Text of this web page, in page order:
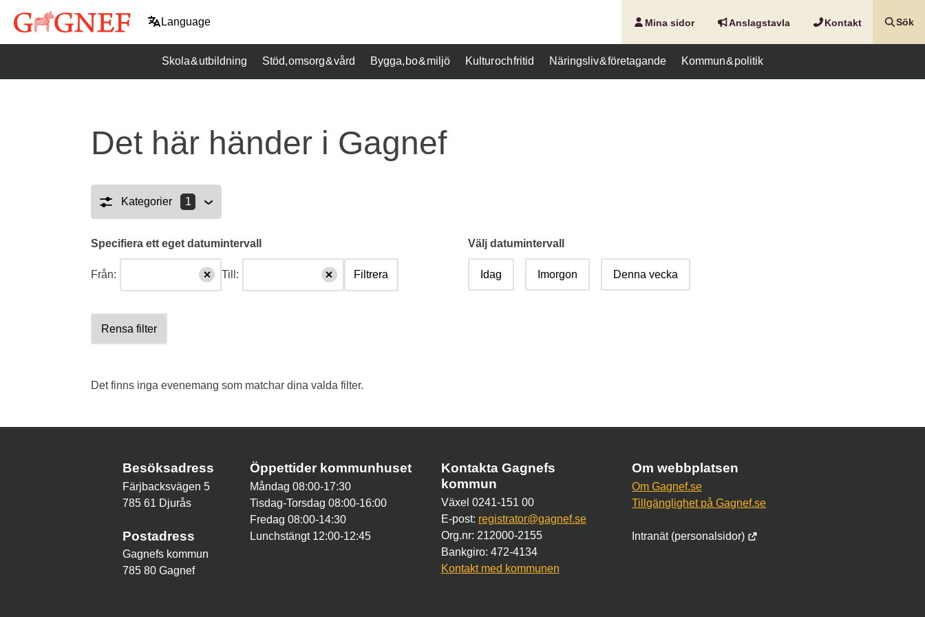
Language Mina sidor Anslags­tavla Kontakt Sök
Skola & utbildning Stöd, omsorg & vård Bygga, bo & miljö Kultur och fritid Näringsliv & företagande Kommun & politik
Det här händer i Gagnef
Kategorier 1 valda
Specifiera ett eget datumintervall
Från: Till: Filtrera
Välj datumintervall
Idag Imorgon Denna vecka
Rensa filter
Det finns inga evenemang som matchar dina valda filter.
Besöksadress
Färjbacksvägen 5
785 61 Djurås
Postadress
Gagnefs kommun
785 80 Gagnef
Öppettider kommunhuset
Måndag 08:00-17:30
Tisdag-Torsdag 08:00-16:00
Fredag 08:00-14:30
Lunchstängt 12:00-12:45
Kontakta Gagnefs
kommun
Växel 0241-151 00
E-post: registrator@gagnef.se
Org.nr: 212000-2155
Bankgiro: 472-4134
Kontakt med kommunen
Om webbplatsen
Om Gagnef.se
Tillgänglighet på Gagnef.se
Intranät (personalsidor)